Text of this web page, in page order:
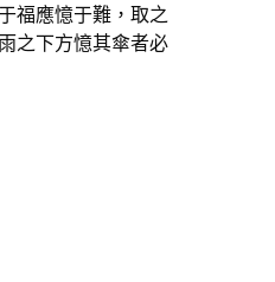
福應憶于難，取之
之下方憶其傘者必